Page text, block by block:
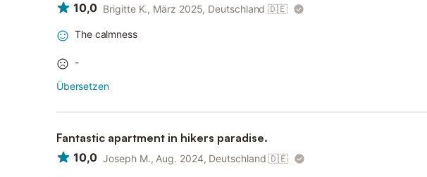
10,0 Brigitte K., März 2025, Deutschland 🇩🇪
The calmness
-
Übersetzen
Fantastic apartment in hikers paradise.
10,0 Joseph M., Aug. 2024, Deutschland 🇩🇪